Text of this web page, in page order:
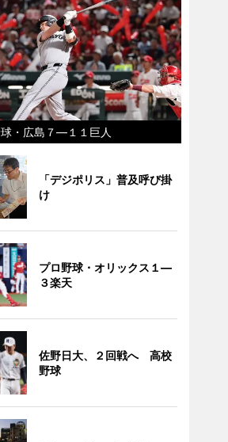
・広島７―１１巨人
「デジポリス」普及呼び掛
け
プロ野球・オリックス１―
３楽天
佐野日大、２回戦へ 高校
野球